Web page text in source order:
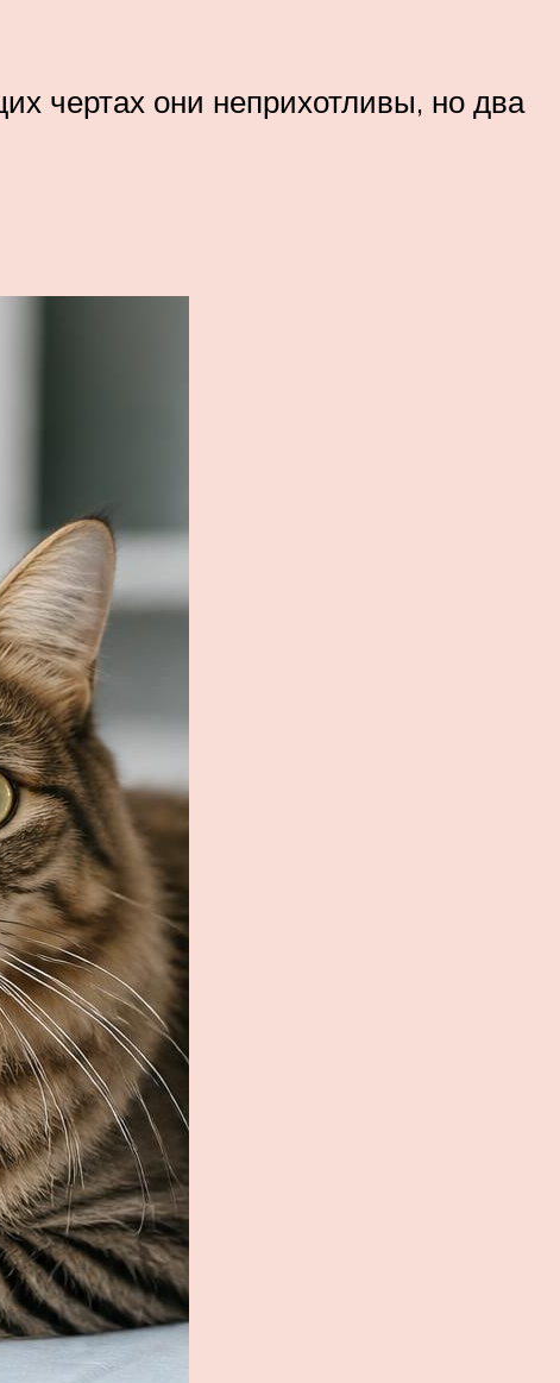
чертах они неприхотливы, но два